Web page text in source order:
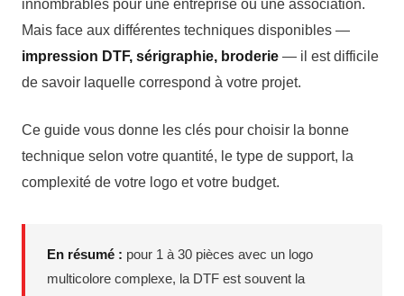
Mais face aux différentes techniques disponibles —
impression DTF, sérigraphie, broderie — il est difficile
de savoir laquelle correspond à votre projet.
Ce guide vous donne les clés pour choisir la bonne
technique selon votre quantité, le type de support, la
complexité de votre logo et votre budget.
En résumé : pour 1 à 30 pièces avec un logo
multicolore complexe, la DTF est souvent la